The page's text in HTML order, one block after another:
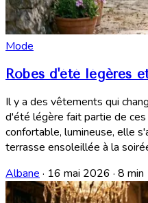
Mode
Robes d'été légères
Il y a des vêtements qui
d'été légère fait partie de ces
confortable, lumineuse, elle
terrasse ensoleillée à la
Albane · 16 mai 2026 · 8 min